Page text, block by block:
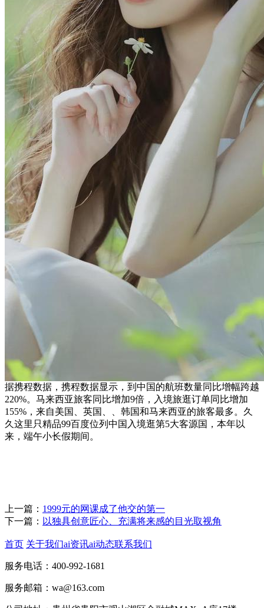
据携程数据，携程数据显示，到中国的航班数量同比增幅跨越
220%。马来西亚旅客同比增加9倍，入境旅逛订单同比增加
155%，来自美国、英国、、韩国和马来西亚的旅客最多。久
久这里只精品99百度位列中国入境逛第5大客源国，本年以
来，端午小长假期间。
上一篇： 1999元的网课成了他交的第一
下一篇： 以独具创意匠心、充满将来感的目光取视角
首页 关于我们ai资讯ai动态联系我们
服务电话：400-992-1681
服务邮箱：wa@163.com